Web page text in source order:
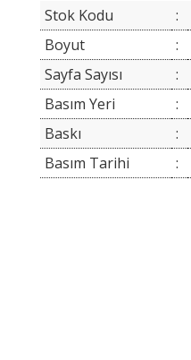
Stok Kodu :
Boyut
:
Sayfa Sayısı
:
Basım Yeri
:
Baskı
:
Basım Tarihi
: